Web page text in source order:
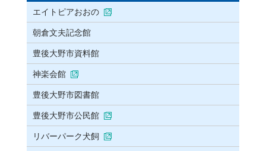
エイトピアおおの
朝倉文夫記念館
豊後大野市資料館
神楽会館
豊後大野市図書館
豊後大野市公民館
リバーパーク犬飼